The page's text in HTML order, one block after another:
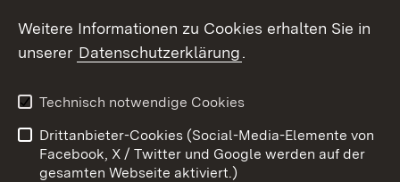
Barrierefreiheit
Benutzungshinweise
Impressum
Cookies
Weitere Informationen zu Cookies erhalten Sie in
unserer Datenschutzerklärung.
Technisch notwendige Cookies
Drittanbieter-Cookies (Social-Media-Elemente von
Facebook, X / Twitter und Google werden auf der
gesamten Webseite aktiviert.)